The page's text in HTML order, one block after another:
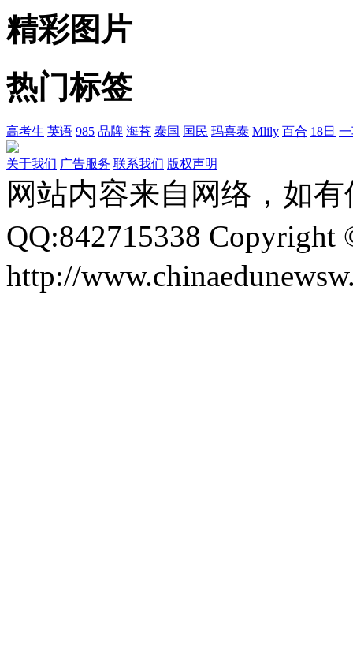
精彩图片
热门标签
高考生 英语 985 品牌 海苔 泰国 国民 玛喜泰 Mlily 百合 18日
关于我们 广告服务 联系我们 版权声明
网站内容来自网络，如
QQ:842715338
http://